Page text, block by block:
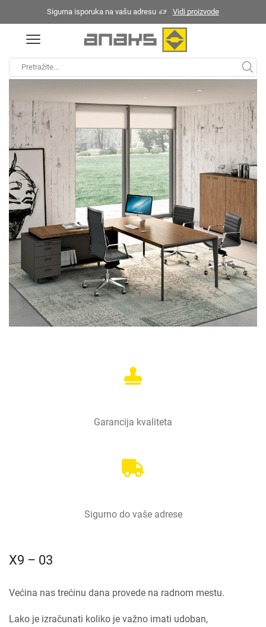
Sigurna isporuka na vašu adresu Vidi proizvode
input
Početna / Kancelarijski nameštaj / X9
Garancija kvaliteta
Sigurno do vaše adrese
X9 – 03
Većina nas trećinu dana provede na radnom mestu.
Lako je izračunati koliko je važno imati udoban,